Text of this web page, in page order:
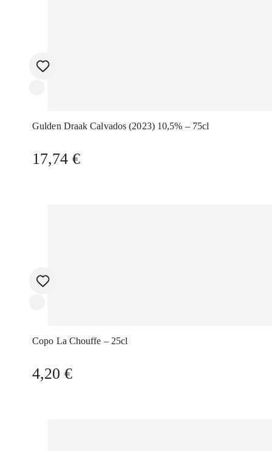
Gulden Draak Calvados (2023) 10,5% – 75cl
17,74 €
Copo La Chouffe – 25cl
4,20 €